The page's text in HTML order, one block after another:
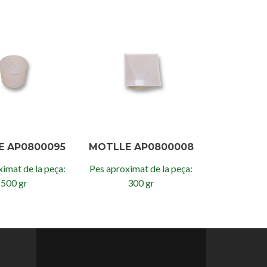
AP0800095
de la peça:
500 gr
MOTLLE AP0800008
Pes aproximat de la peça:
300 gr